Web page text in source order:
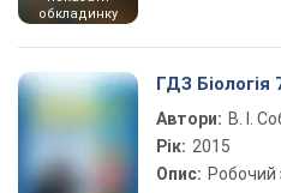
обкладинку
ГДЗ Біологія
Автори: В. І.
Рік: 2015
Опис: Робочий